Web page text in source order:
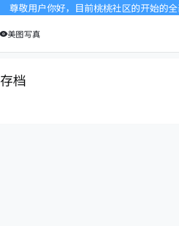
尊敬用户你好，目前桃桃社区的开始的
美图写真
存档